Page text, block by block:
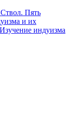
Пять
и их
индуизма